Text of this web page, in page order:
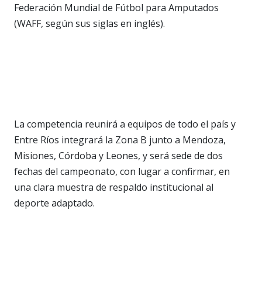
Federación Mundial de Fútbol para Amputados
(WAFF, según sus siglas en inglés).
La competencia reunirá a equipos de todo el país y
Entre Ríos integrará la Zona B junto a Mendoza,
Misiones, Córdoba y Leones, y será sede de dos
fechas del campeonato, con lugar a confirmar, en
una clara muestra de respaldo institucional al
deporte adaptado.